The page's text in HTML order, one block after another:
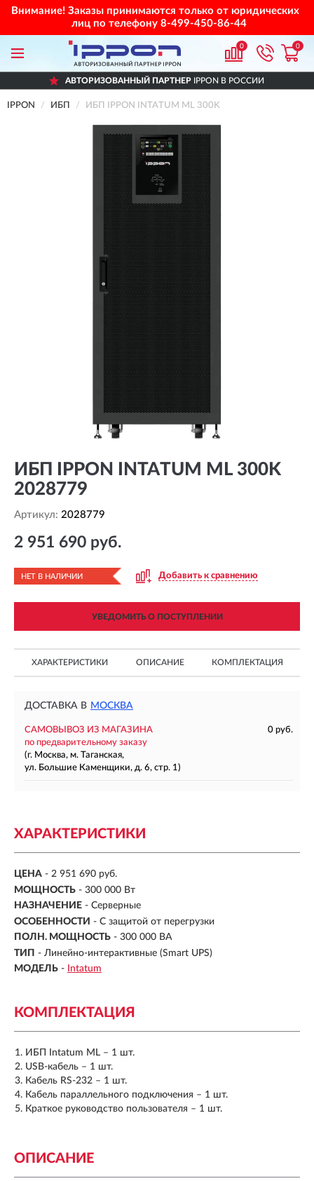
Внимание! Заказы принимаются только от юридических
лиц по телефону 8-499-450-86-44
0 0
АВТОРИЗОВАННЫЙ ПАРТНЕРIPPON В РОССИИ
IPPON ИБП ИБП IPPON INTATUM ML 300K
ИБП IPPON INTATUM ML 300K
2028779
Артикул: 2028779
2 951 690 руб.
НЕТ В НАЛИЧИИ Добавить к сравнению
УВЕДОМИТЬ О ПОСТУПЛЕНИИ
ХАРАКТЕРИСТИКИ ОПИСАНИЕ КОМПЛЕКТАЦИЯ
ДОСТАВКА В МОСКВА
САМОВЫВОЗ ИЗ МАГАЗИНА
0 руб.
по предварительному заказу
(г. Москва, м. Таганская,
ул. Большие Каменщики, д. 6, стр. 1)
ХАРАКТЕРИСТИКИ
ЦЕНА - 2 951 690 руб.
МОЩНОСТЬ - 300 000 Вт
НАЗНАЧЕНИЕ - Серверные
ОСОБЕННОСТИ - С защитой от перегрузки
ПОЛН. МОЩНОСТЬ - 300 000 ВА
ТИП - Линейно-интерактивные (Smart UPS)
МОДЕЛЬ - Intatum
КОМПЛЕКТАЦИЯ
ИБП Intatum ML – 1 шт.
USB-кабель – 1 шт.
Кабель RS-232 – 1 шт.
Кабель параллельного подключения – 1 шт.
Краткое руководство пользователя – 1 шт.
ОПИСАНИЕ